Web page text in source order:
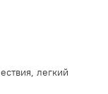
легкий